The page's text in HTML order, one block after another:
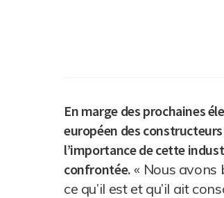
En marge des prochaines
européen des
l’importance de cette
confrontée. « Nous avons
ce qu’il est et qu’il ait